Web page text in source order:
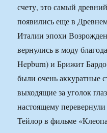
счету, это самый
появились еще в
Италии эпохи
вернулись в моду
Hepburn) и Брижит
были очень аккуратные
выходящие за уголок
настоящему
Тейлор в фильме